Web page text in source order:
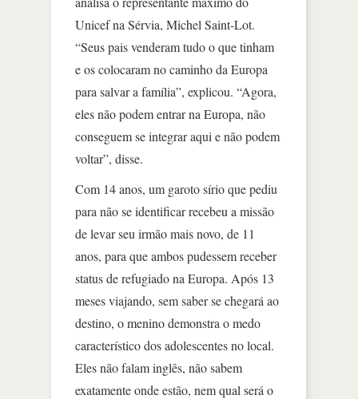
Unicef na Sérvia, Michel Saint-Lot.
“Seus pais venderam tudo o que tinham
e os colocaram no caminho da Europa
para salvar a família”, explicou. “Agora,
eles não podem entrar na Europa, não
conseguem se integrar aqui e não podem
voltar”, disse.
Com 14 anos, um garoto sírio que pediu
para não se identificar recebeu a missão
de levar seu irmão mais novo, de 11
anos, para que ambos pudessem receber
status de refugiado na Europa. Após 13
meses viajando, sem saber se chegará ao
destino, o menino demonstra o medo
característico dos adolescentes no local.
Eles não falam inglês, não sabem
exatamente onde estão, nem qual será o